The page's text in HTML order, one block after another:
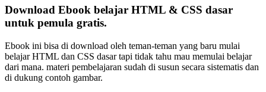
Download Ebook belajar HTML & CSS dasar
untuk pemula gratis.
Ebook ini bisa di download oleh teman-teman yang baru mulai
belajar HTML dan CSS dasar tapi tidak tahu mau memulai belajar
dari mana. materi pembelajaran sudah di susun secara sistematis dan
di dukung contoh gambar.